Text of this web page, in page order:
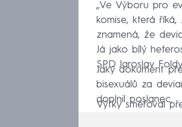
„Ve Výboru pro
komise, která
znamená, že
Já jako bílý
SPD Jaroslav
Jaký dokument
bisexuálů za
doplnil poslanec.
Výtky směřoval